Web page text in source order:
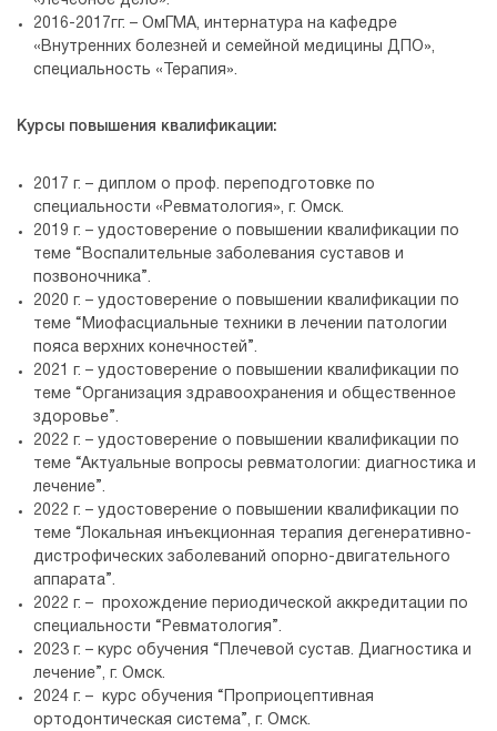
2016-2017гг. – ОмГМА, интернатура на кафедре
«Внутренних болезней и семейной медицины ДПО»,
специальность «Терапия».
Курсы повышения квалификации:
2017 г. – диплом о проф. переподготовке по
специальности «Ревматология», г. Омск.
2019 г. – удостоверение о повышении квалификации по
теме “Воспалительные заболевания суставов и
позвоночника”.
2020 г. – удостоверение о повышении квалификации по
теме “Миофасциальные техники в лечении патологии
пояса верхних конечностей”.
2021 г. – удостоверение о повышении квалификации по
теме “Организация здравоохранения и общественное
здоровье”.
2022 г. – удостоверение о повышении квалификации по
теме “Актуальные вопросы ревматологии: диагностика и
лечение”.
2022 г. – удостоверение о повышении квалификации по
теме “Локальная инъекционная терапия дегенеративно-
дистрофических заболеваний опорно-двигательного
аппарата”.
2022 г. – прохождение периодической аккредитации по
специальности “Ревматология”.
2023 г. – курс обучения “Плечевой сустав. Диагностика и
лечение”, г. Омск.
2024 г. – курс обучения “Проприоцептивная
ортодонтическая система”, г. Омск.